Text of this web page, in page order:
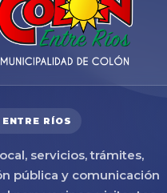
ENTRE RÍOS
servicios, trámites,
pública y comunicación